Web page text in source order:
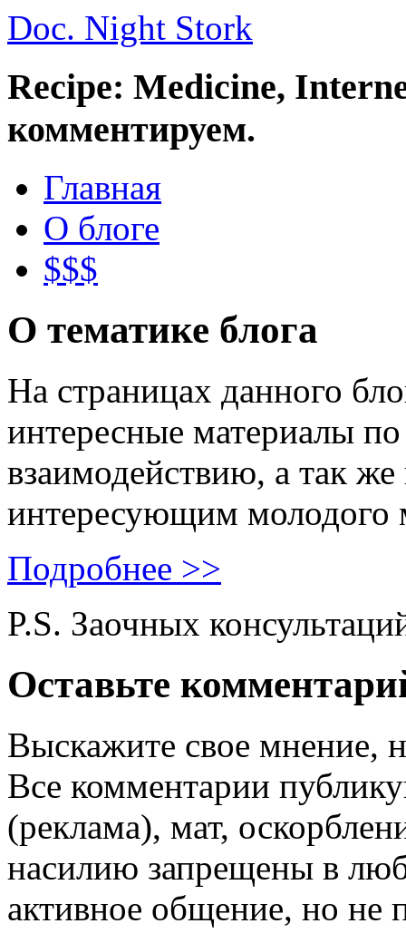
Doc. Night Stork
Recipe: Medicine,
комментируем.
Главная
О блоге
$$$
О тематике блога
На страницах данного
интересные материалы
взаимодействию, а так
интересующим молодого
Подробнее >>
P.S. Заочных
Оставьте
Выскажите свое мнение,
Все комментарии
(реклама), мат,
насилию запрещены в
активное общение, но не